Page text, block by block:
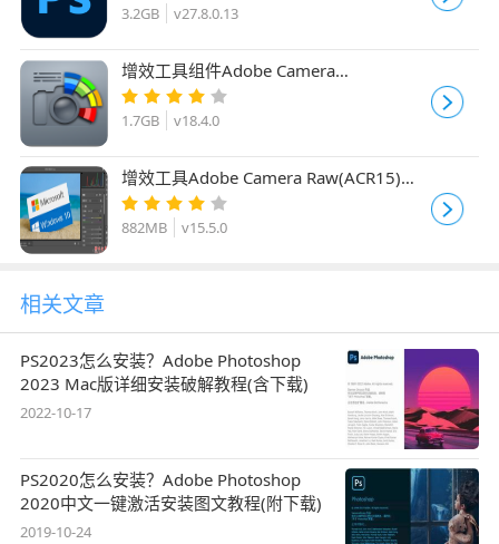
3.2GB v27.8.0.13
增效工具组件Adobe Camera
Raw(ACR18) v18.4.0 中文免安装绿色完
整版
1.7GB v18.4.0
增效工具Adobe Camera Raw(ACR15)
v15.5.0 中文最新免费安装版
882MB v15.5.0
相关文章
PS2023怎么安装？Adobe Photoshop
2023 Mac版详细安装破解教程(含下载)
2022-10-17
PS2020怎么安装？Adobe Photoshop
2020中文一键激活安装图文教程(附下载)
2019-10-24